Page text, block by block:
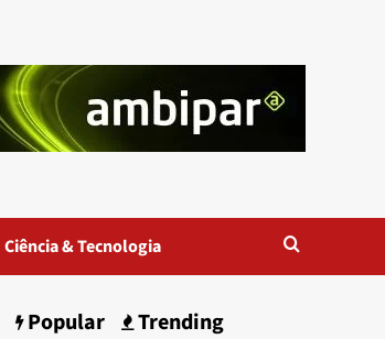
Ciência & Tecnologia
Popular Trending